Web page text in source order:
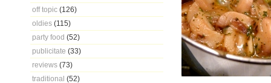
off topic (126)
oldies (115)
party food (52)
publicitate (33)
reviews (73)
traditional (52)